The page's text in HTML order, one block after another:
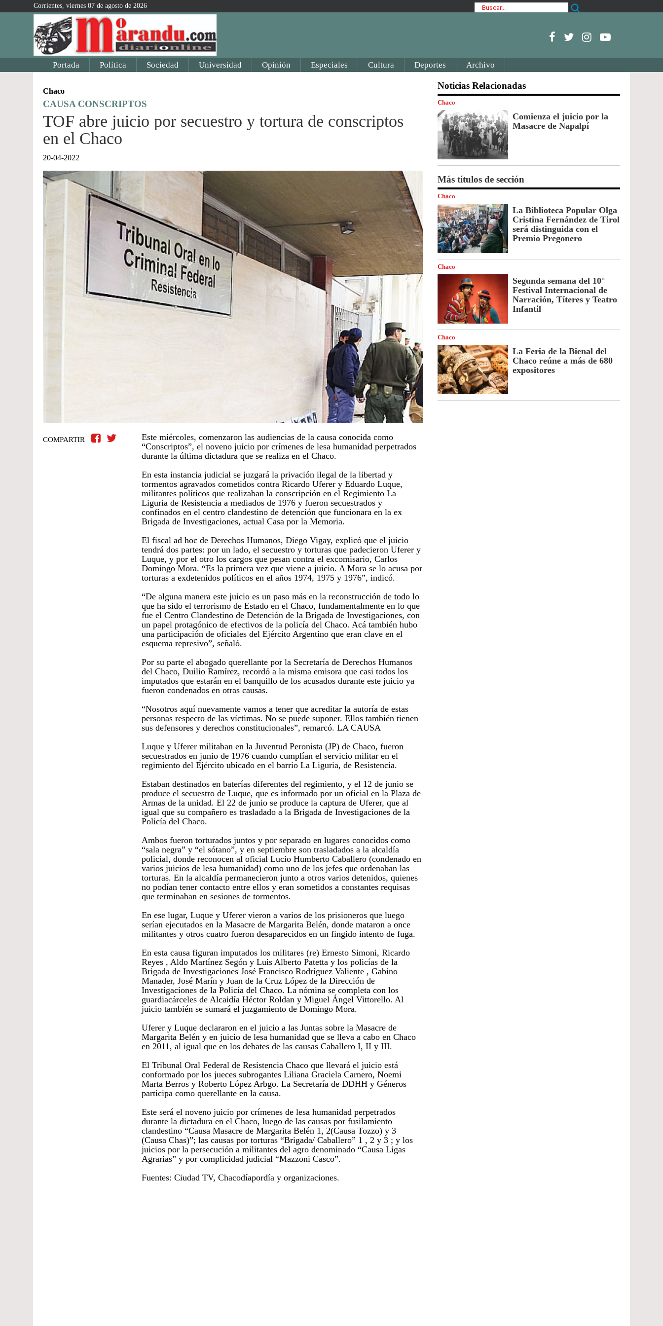
Corrientes, viernes 07 de agosto de 2026
Portada Política Sociedad Universidad Opinión Especiales Cultura Deportes Archivo
Chaco
CAUSA CONSCRIPTOS
TOF abre juicio por secuestro y tortura de conscriptos
en el Chaco
20-04-2022
COMPARTIR
Este miércoles, comenzaron las audiencias de la causa conocida como
“Conscriptos”, el noveno juicio por crímenes de lesa humanidad perpetrados
durante la última dictadura que se realiza en el Chaco.
En esta instancia judicial se juzgará la privación ilegal de la libertad y
tormentos agravados cometidos contra Ricardo Uferer y Eduardo Luque,
militantes políticos que realizaban la conscripción en el Regimiento La
Liguria de Resistencia a mediados de 1976 y fueron secuestrados y
confinados en el centro clandestino de detención que funcionara en la ex
Brigada de Investigaciones, actual Casa por la Memoria.
El fiscal ad hoc de Derechos Humanos, Diego Vigay, explicó que el juicio
tendrá dos partes: por un lado, el secuestro y torturas que padecieron Uferer y
Luque, y por el otro los cargos que pesan contra el excomisario, Carlos
Domingo Mora. “Es la primera vez que viene a juicio. A Mora se lo acusa por
torturas a exdetenidos políticos en el años 1974, 1975 y 1976”, indicó.
“De alguna manera este juicio es un paso más en la reconstrucción de todo lo
que ha sido el terrorismo de Estado en el Chaco, fundamentalmente en lo que
fue el Centro Clandestino de Detención de la Brigada de Investigaciones, con
un papel protagónico de efectivos de la policía del Chaco. Acá también hubo
una participación de oficiales del Ejército Argentino que eran clave en el
esquema represivo”, señaló.
Por su parte el abogado querellante por la Secretaría de Derechos Humanos
del Chaco, Duilio Ramírez, recordó a la misma emisora que casi todos los
imputados que estarán en el banquillo de los acusados durante este juicio ya
fueron condenados en otras causas.
“Nosotros aquí nuevamente vamos a tener que acreditar la autoría de estas
personas respecto de las víctimas. No se puede suponer. Ellos también tienen
sus defensores y derechos constitucionales”, remarcó. LA CAUSA
Luque y Uferer militaban en la Juventud Peronista (JP) de Chaco, fueron
secuestrados en junio de 1976 cuando cumplían el servicio militar en el
regimiento del Ejército ubicado en el barrio La Liguria, de Resistencia.
Estaban destinados en baterías diferentes del regimiento, y el 12 de junio se
produce el secuestro de Luque, que es informado por un oficial en la Plaza de
Armas de la unidad. El 22 de junio se produce la captura de Uferer, que al
igual que su compañero es trasladado a la Brigada de Investigaciones de la
Policía del Chaco.
Ambos fueron torturados juntos y por separado en lugares conocidos como
“sala negra” y “el sótano”, y en septiembre son trasladados a la alcaldía
policial, donde reconocen al oficial Lucio Humberto Caballero (condenado en
varios juicios de lesa humanidad) como uno de los jefes que ordenaban las
torturas. En la alcaldía permanecieron junto a otros varios detenidos, quienes
no podían tener contacto entre ellos y eran sometidos a constantes requisas
que terminaban en sesiones de tormentos.
En ese lugar, Luque y Uferer vieron a varios de los prisioneros que luego
serían ejecutados en la Masacre de Margarita Belén, donde mataron a once
militantes y otros cuatro fueron desaparecidos en un fingido intento de fuga.
En esta causa figuran imputados los militares (re) Ernesto Simoni, Ricardo
Reyes , Aldo Martínez Segón y Luis Alberto Patetta y los policías de la
Brigada de Investigaciones José Francisco Rodríguez Valiente , Gabino
Manader, José Marín y Juan de la Cruz López de la Dirección de
Investigaciones de la Policía del Chaco. La nómina se completa con los
guardiacárceles de Alcaidía Héctor Roldan y Miguel Ángel Vittorello. Al
juicio también se sumará el juzgamiento de Domingo Mora.
Uferer y Luque declararon en el juicio a las Juntas sobre la Masacre de
Margarita Belén y en juicio de lesa humanidad que se lleva a cabo en Chaco
en 2011, al igual que en los debates de las causas Caballero I, II y III.
El Tribunal Oral Federal de Resistencia Chaco que llevará el juicio está
conformado por los jueces subrogantes Liliana Graciela Carnero, Noemi
Marta Berros y Roberto López Arbgo. La Secretaría de DDHH y Géneros
participa como querellante en la causa.
Este será el noveno juicio por crímenes de lesa humanidad perpetrados
durante la dictadura en el Chaco, luego de las causas por fusilamiento
clandestino “Causa Masacre de Margarita Belén 1, 2(Causa Tozzo) y 3
(Causa Chas)”; las causas por torturas “Brigada/ Caballero” 1 , 2 y 3 ; y los
juicios por la persecución a militantes del agro denominado “Causa Ligas
Agrarias” y por complicidad judicial “Mazzoni Casco”.
Fuentes: Ciudad TV, Chacodíapordía y organizaciones.
Noticias Relacionadas
Chaco
Comienza el juicio por la
Masacre de Napalpí
Más títulos de sección
Chaco
La Biblioteca Popular Olga
Cristina Fernández de Tirol
será distinguida con el
Premio Pregonero
Chaco
Segunda semana del 10°
Festival Internacional de
Narración, Títeres y Teatro
Infantil
Chaco
La Feria de la Bienal del
Chaco reúne a más de 680
expositores